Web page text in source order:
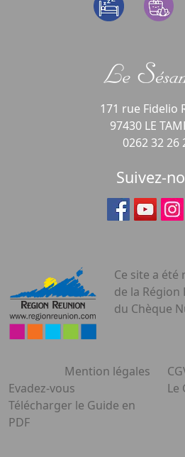
171 rue Fidelio
97430 LE
0262 32 26
Suivez-
Ce site a été
de la Région
du Chèque
Mention légales
Evadez-vous
Le
Télécharger le Guide en
PDF